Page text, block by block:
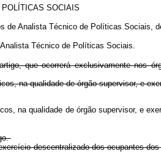
SOCIAIS
Analista Técnico de Políticas Sociais,
Técnico de Políticas Sociais.
que ocorrerá exclusivamente nos
na qualidade de órgão supervisor, e
na qualidade de órgão supervisor, e
descentralizado dos ocupantes